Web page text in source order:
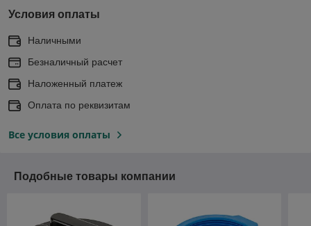
Условия оплаты
Наличными
Безналичный расчет
Наложенный платеж
Оплата по реквизитам
Все условия оплаты
Подобные товары компании